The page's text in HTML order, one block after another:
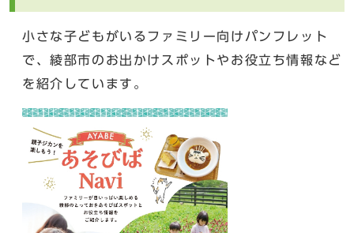
小さな子どもがいるファミリー向けパンフレット
で、綾部市のお出かけスポットやお役立ち情報など
を紹介しています。